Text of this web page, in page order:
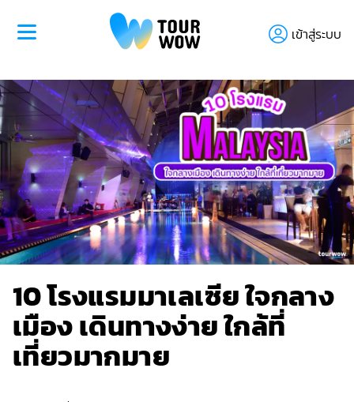
เข้าสู่ระบบ
10 โรงแรมมาเลเซีย ใจกลาง
เมือง เดินทางง่าย ใกล้ที่
เที่ยวมากมาย